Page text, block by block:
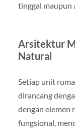
tinggal maupun
Arsitektur
Natural
Setiap unit
dirancang
dengan elemen
fungsional,